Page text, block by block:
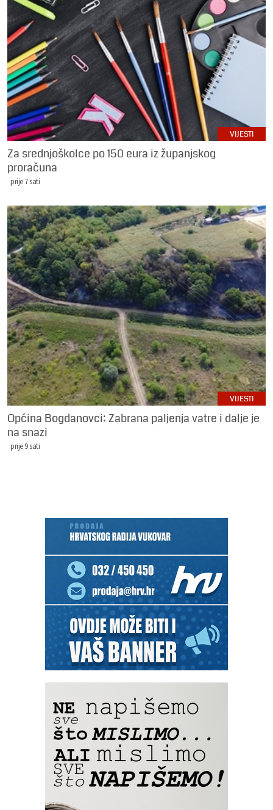
VIJESTI
Za srednjoškolce po 150 eura iz županjskog
proračuna
prije 7 sati
VIJESTI
Općina Bogdanovci: Zabrana paljenja vatre i dalje je
na snazi
prije 9 sati